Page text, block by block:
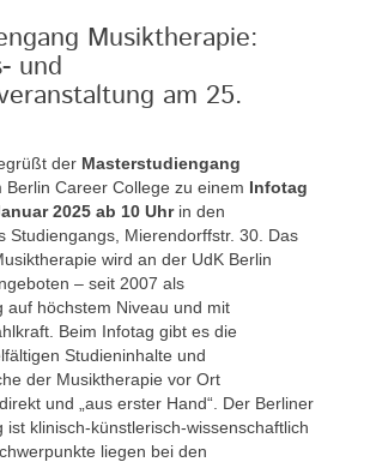
Musiktherapie:
und
am 25.
der Masterstudiengang
Berlin Career College zu einem Infotag
2025 ab 10 Uhrin den
Studiengangs, Mierendorffstr. 30. Das
wird an der UdK Berlin
– seit 2007 als
auf höchstem Niveau und mit
Beim Infotag gibt es die
Studieninhalte und
der Musiktherapie vor Ort
und „aus erster Hand“. Der Berliner
ist klinisch-künstlerisch-wissenschaftlich
liegen bei den